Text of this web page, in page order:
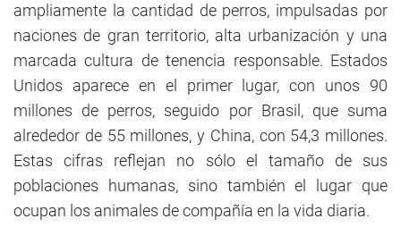
ampliamente la cantidad de perros, impulsadas por
naciones de gran territorio, alta urbanización y una
marcada cultura de tenencia responsable. Estados
Unidos aparece en el primer lugar, con unos 90
millones de perros, seguido por Brasil, que suma
alrededor de 55 millones, y China, con 54,3 millones.
Estas cifras reflejan no sólo el tamaño de sus
poblaciones humanas, sino también el lugar que
ocupan los animales de compañía en la vida diaria.